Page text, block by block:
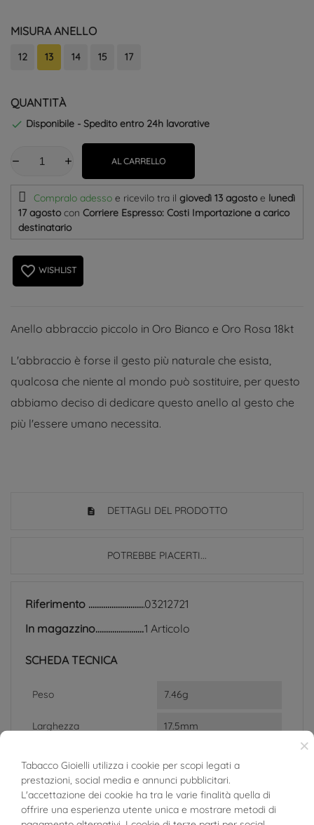
MISURA ANELLO
12 13 14 15 17
QUANTITÀ
 Disponibile - Spedito entro 24h lavorative
AL CARRELLO
Compralo adesso e ricevilo tra il giovedì 13 agostoe lunedì
17 agosto con Corriere Espresso: Costi Importazione a carico
destinatario
favorite_border WISHLIST
Anello abbraccio piccolo in Oro Bianco e Oro Rosa 18kt
L'abbraccio è forse il gesto più naturale che esista,
qualcosa che niente al mondo può sostituire, per questo
abbiamo deciso di dedicare questo anello al gesto che
più l'essere umano necessita.
DETTAGLI DEL PRODOTTO
POTREBBE PIACERTI...
Riferimento
03212721
In magazzino
1 Articolo
SCHEDA TECNICA
Peso 7.46g
Larghezza 17.5mm
Materiale
Oro Bianco 18kt, Oro Ro
×
Tabacco Gioielli utilizza i cookie per scopi legati a
prestazioni, social media e annunci pubblicitari.
L'accettazione dei cookie ha tra le varie finalità quella di
offrire una esperienza utente unica e mostrare metodi di